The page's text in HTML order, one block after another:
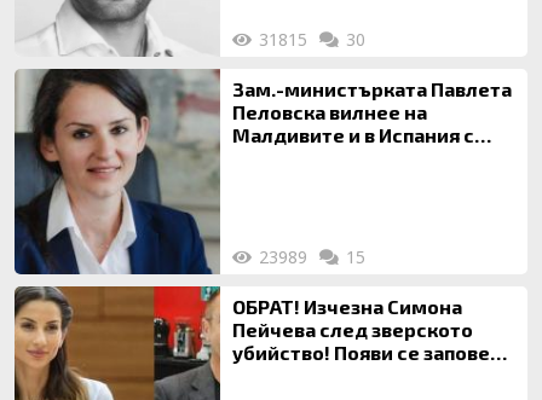
31815 30
Зам.-министърката Павлета
Пеловска вилнее на
Малдивите и в Испания с
23989 15
ОБРАТ! Изчезна Симона
Пейчева след зверското
убийство! Появи се заповед